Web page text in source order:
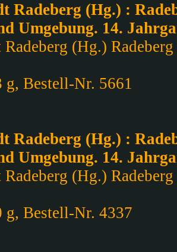
Radeberg (Hg.) :
Umgebung. 14.
Radeberg (Hg.)
g, Bestell-Nr. 5661
Radeberg (Hg.) :
Umgebung. 14.
Radeberg (Hg.)
g, Bestell-Nr. 4337